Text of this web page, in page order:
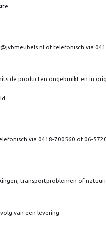
of telefonisch via
de producten ongebruikt en in
via 0418-700560 of 06-
transportproblemen of
van een levering.